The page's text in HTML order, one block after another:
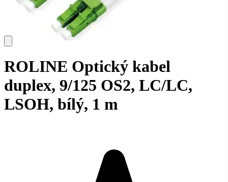
ROLINE Optický kabel
duplex, 9/125 OS2, LC/LC,
LSOH, bílý, 1 m